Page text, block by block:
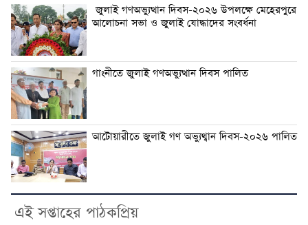
জুলাই গণঅভ্যুত্থান দিবস-২০২৬ উপলক্ষে মেহেরপুরে
আলোচনা সভা ও জুলাই যোদ্ধাদের সংবর্ধনা
গাংনীতে জুলাই গণঅভ্যুত্থান দিবস পালিত
আটোয়ারীতে জুলাই গণ অভ্যুথ্বান দিবস-২০২৬ পালিত
এই সপ্তাহের পাঠকপ্রিয়